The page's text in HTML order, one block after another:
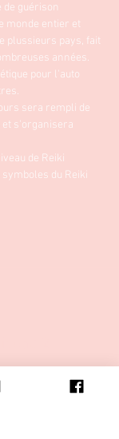
de guérison
monde entier et
plussieurs pays, fait
années.
pour l'auto
sera rempli de
s'organisera
de Reiki
du Reiki